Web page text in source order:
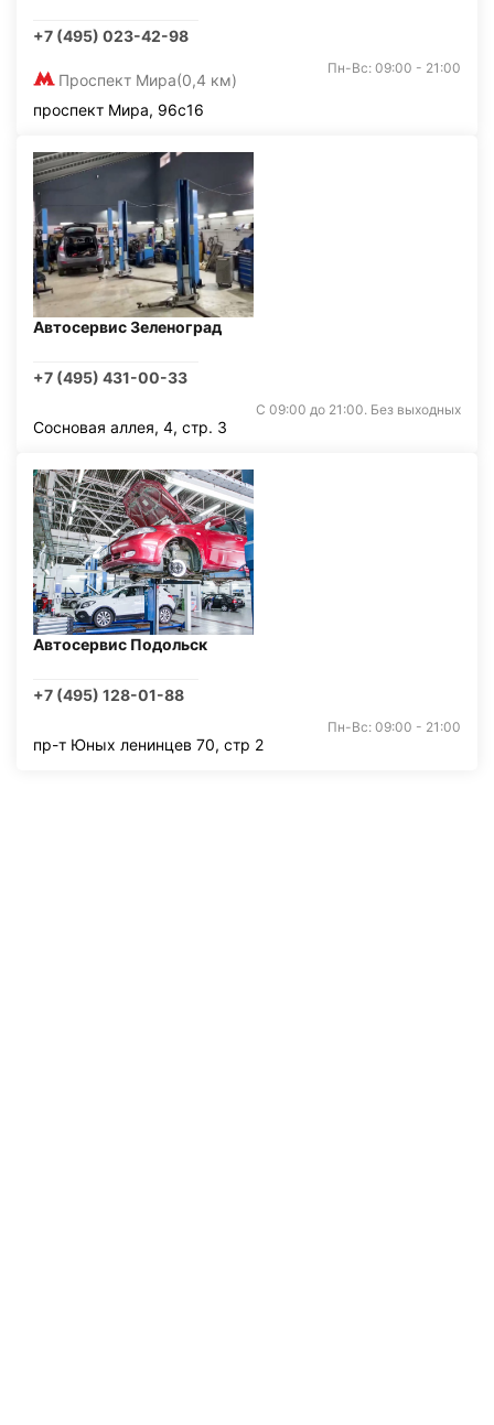
+7 (495) 023-42-98
Проспект Мира(0,4 км)
Пн-Вс: 09:00 - 21:00
проспект Мира, 96с16
Автосервис Зеленоград
+7 (495) 431-00-33
С 09:00 до 21:00. Без выходных
Сосновая аллея, 4, стр. 3
Автосервис Подольск
+7 (495) 128-01-88
Пн-Вс: 09:00 - 21:00
пр-т Юных ленинцев 70, стр 2